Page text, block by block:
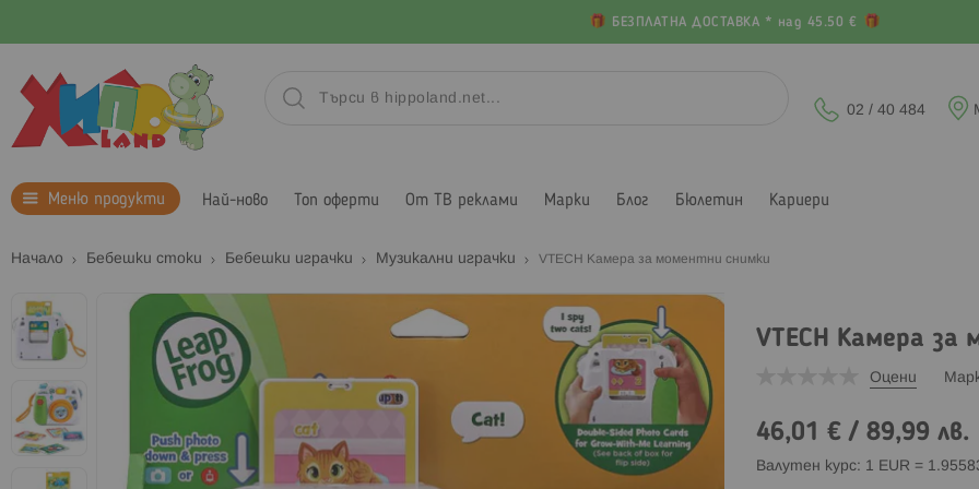
БЕЗПЛАТНА ДОСТАВКА * над 45.50 €
02 / 40 484
Меню продукти Най-ново Топ оферти От ТВ реклами Марки Блог Бюлетин Кариери
Начало Бебешки стоки Бебешки играчки Музикални играчки VTECH Камера за моментни снимки
Преминете
към
края
галерията
на
изображенията
VTECH Камера
Оцени
46,01 €/ 89,99 лв.
Валутен курс: 1 EUR =